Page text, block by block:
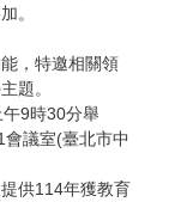
。
，特邀相關領
題。
9時30分舉
議室(臺北市中
供114年獲教育